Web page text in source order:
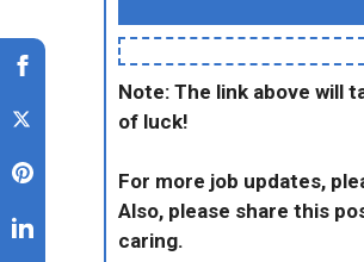
Note: The link above will
of luck!
For more job updates,
Also, please share this
caring.